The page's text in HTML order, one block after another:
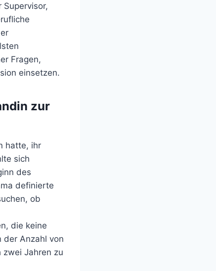
Fragen,
einsetzen.
zur
hatte, ihr
sich
des
definierte
ob
die keine
der Anzahl von
Jahren zu